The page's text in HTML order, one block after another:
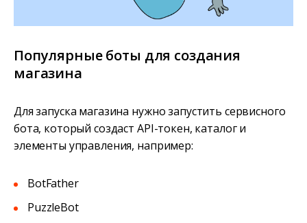
Популярные боты для создания
магазина
Для запуска магазина нужно запустить сервисного
бота, который создаст API-токен, каталог и
элементы управления, например:
BotFather
PuzzleBot